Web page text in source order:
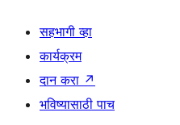
सहभागी व्हा
कार्यक्रम
दान करा ↗
भविष्यासाठी पाच